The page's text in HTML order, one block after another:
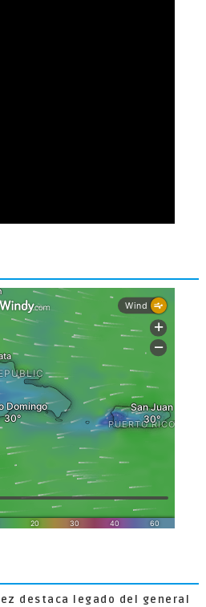
destaca legado del general